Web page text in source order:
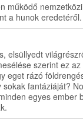
működő
a hunok eredetéről.
elsüllyedt
szerint ez
eget rázó
fantáziáját?
egyes ember